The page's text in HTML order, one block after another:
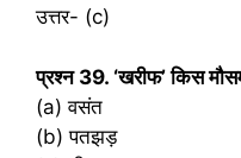
उत्तर- (c)
प्रश्‍न 39. ‘खरीफ’ किस
(a) वसंत
(b) पतझड़